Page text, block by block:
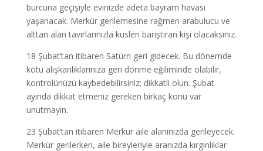
burcuna geçişiyle evinizde adeta bayram havası
yaşanacak. Merkür gerilemesine rağmen arabulucu ve
alttan alan tavırlarınızla küsleri barıştıran kişi olacaksınız.
18 Şubat’tan itibaren Satürn geri gidecek. Bu dönemde
kötü alışkanlıklarınıza geri dönme eğiliminde olabilir,
kontrolünüzü kaybedebilirsiniz; dikkatli olun. Şubat
ayında dikkat etmeniz gereken birkaç konu var
unutmayın.
23 Şubat’tan itibaren Merkür aile alanınızda gerileyecek.
Merkür gerilerken, aile bireyleriyle aranızda kırgınlıklar